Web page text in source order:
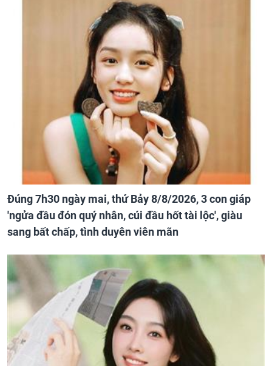
Đúng 7h30 ngày mai, thứ Bảy 8/8/2026, 3 con giáp
'ngửa đầu đón quý nhân, cúi đầu hốt tài lộc', giàu
sang bất chấp, tình duyên viên mãn